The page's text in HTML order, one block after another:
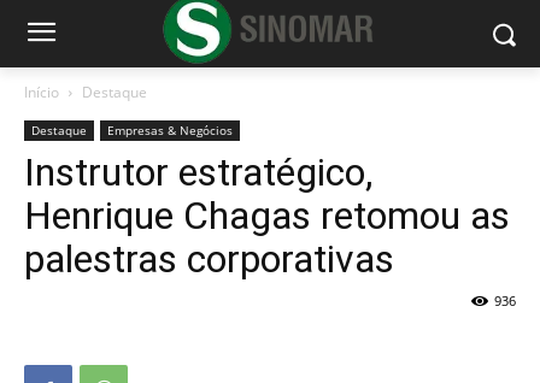
Início Destaque
Destaque Empresas & Negócios
Instrutor estratégico,
Henrique Chagas retomou as
palestras corporativas
936